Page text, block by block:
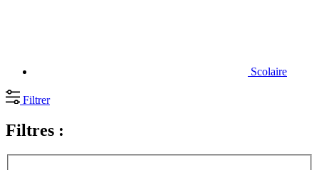
Scolaire
Filtrer
Filtres :